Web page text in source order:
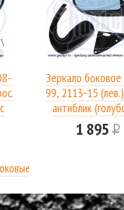
Зеркало
99, 2113-15
антиблик
обогревом С-П
1 895Р